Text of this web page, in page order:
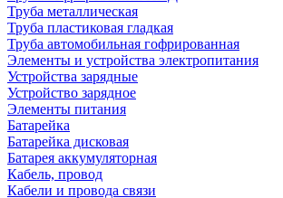
Труба металлическая
Труба пластиковая гладкая
Труба автомобильная гофрированная
Элементы и устройства электропитания
Устройства зарядные
Устройство зарядное
Элементы питания
Батарейка
Батарейка дисковая
Батарея аккумуляторная
Кабель, провод
Кабели и провода связи